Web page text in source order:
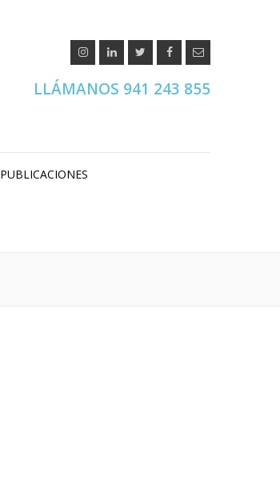
LLÁMANOS 941 243 855
PUBLICACIONES